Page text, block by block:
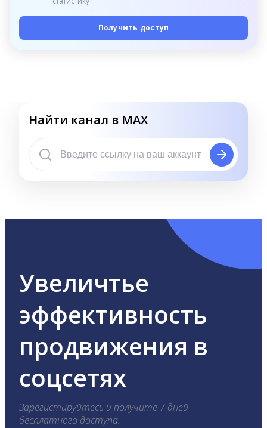
Получить доступ
Найти канал в MAX
Увеличтье
эффективность
продвижения в
соцсетях
Зарегистируйтесь и получите 7 дней
бесплатного доступа.